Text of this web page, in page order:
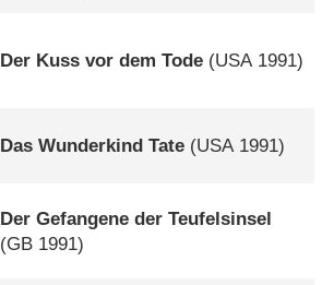
Der Kuss vor dem Tode (USA1991)
Das Wunderkind Tate (USA1991)
Der Gefangene der Teufelsinsel
(GB 1991)